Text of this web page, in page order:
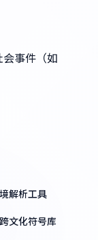
事件（如
解析工具
跨文化符号库